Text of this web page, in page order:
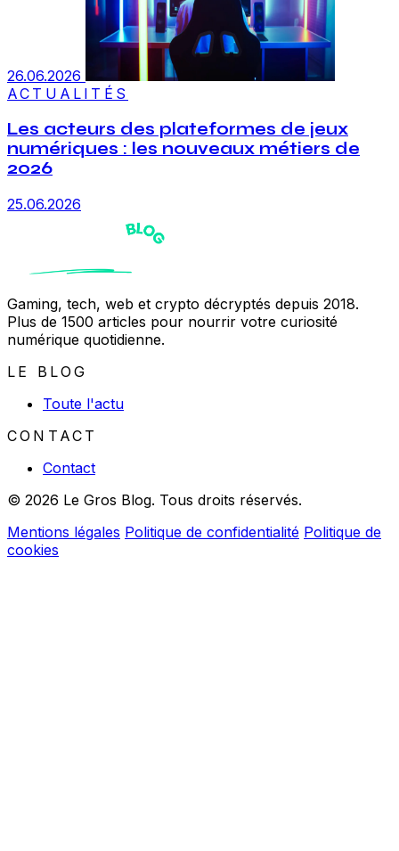
26.06.2026
ACTUALITÉS
Les acteurs des plateformes de jeux
numériques : les nouveaux métiers de
2026
25.06.2026
Gaming, tech, web et crypto décryptés depuis 2018.
Plus de 1500 articles pour nourrir votre curiosité
numérique quotidienne.
LE BLOG
Toute l'actu
CONTACT
Contact
© 2026 Le Gros Blog. Tous droits réservés.
Mentions légales Politique de confidentialité Politique de
cookies